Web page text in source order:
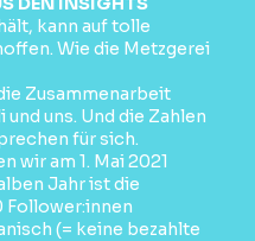
kann auf tolle
Wie die Metzgerei
Zusammenarbeit
uns. Und die Zahlen
für sich.
wir am 1. Mai 2021
Jahr ist die
Follower:innen
(= keine bezahlte